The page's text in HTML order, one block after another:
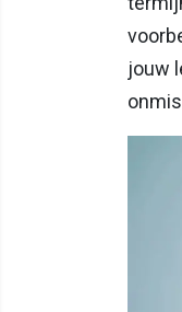
jouw